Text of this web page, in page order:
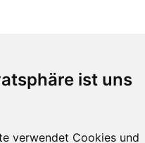
ist uns
verwendet Cookies und